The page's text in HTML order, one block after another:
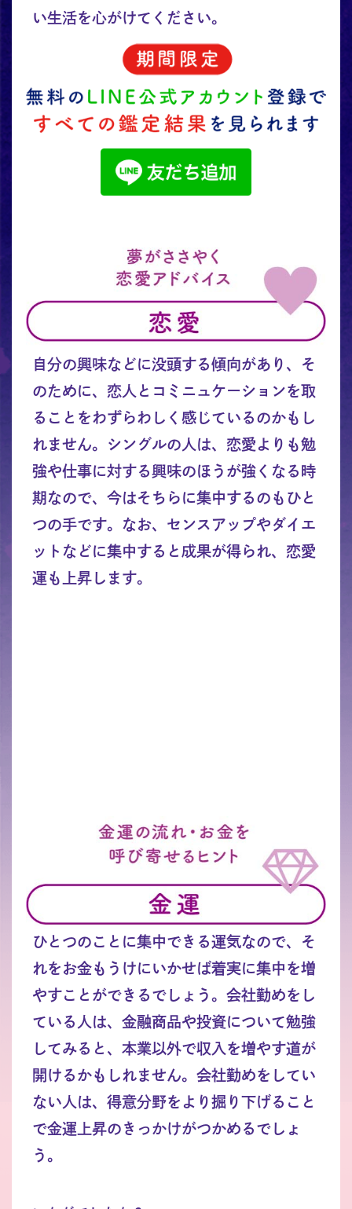
い生活を心がけてください。
自分の興味などに没頭する傾向があり、そ
のために、恋人とコミニュケーションを取
ることをわずらわしく感じているのかもし
れません。シングルの人は、恋愛よりも勉
強や仕事に対する興味のほうが強くなる時
期なので、今はそちらに集中するのもひと
つの手です。なお、センスアップやダイエ
ットなどに集中すると成果が得られ、恋愛
運も上昇します。
ひとつのことに集中できる運気なので、そ
れをお金もうけにいかせば着実に集中を増
やすことができるでしょう。会社勤めをし
ている人は、金融商品や投資について勉強
してみると、本業以外で収入を増やす道が
開けるかもしれません。会社勤めをしてい
ない人は、得意分野をより掘り下げること
で金運上昇のきっかけがつかめるでしょ
う。